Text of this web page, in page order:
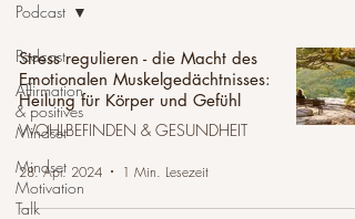
Podcast
Affirmation
& positives
Mindset
Mindset
Motivation
Talk
Podcast
Stress regulieren - die Macht des
Emotionalen Muskelgedächtnisses:
Heilung für Körper und Gefühl
WOHLBEFINDEN & GESUNDHEIT
28. Apr. 2024 1 Min. Lesezeit